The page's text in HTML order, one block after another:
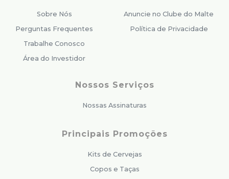
Sobre Nós
Perguntas Frequentes
Trabalhe Conosco
Área do Investidor
Anuncie no Clube do Malte
Política de Privacidade
Nossos Serviços
Nossas Assinaturas
Principais Promoções
Kits de Cervejas
Copos e Taças